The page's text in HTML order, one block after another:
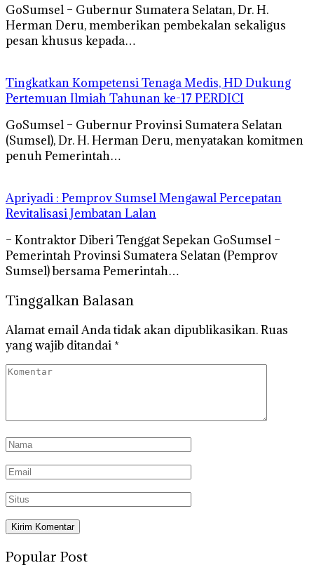
GoSumsel – Gubernur Sumatera Selatan, Dr. H.
Herman Deru, memberikan pembekalan sekaligus
pesan khusus kepada…
Tingkatkan Kompetensi Tenaga Medis, HD Dukung
Pertemuan Ilmiah Tahunan ke-17 PERDICI
GoSumsel – Gubernur Provinsi Sumatera Selatan
(Sumsel), Dr. H. Herman Deru, menyatakan komitmen
penuh Pemerintah…
Apriyadi : Pemprov Sumsel Mengawal Percepatan
Revitalisasi Jembatan Lalan
– Kontraktor Diberi Tenggat Sepekan GoSumsel –
Pemerintah Provinsi Sumatera Selatan (Pemprov
Sumsel) bersama Pemerintah…
Tinggalkan Balasan
Alamat email Anda tidak akan dipublikasikan.Ruas
yang wajib ditandai *
Popular Post